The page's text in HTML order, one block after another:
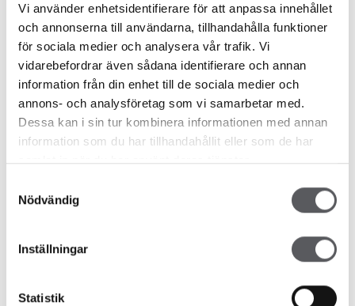
Vi använder enhetsidentifierare för att anpassa innehållet
och annonserna till användarna, tillhandahålla funktioner
för sociala medier och analysera vår trafik. Vi
vidarebefordrar även sådana identifierare och annan
information från din enhet till de sociala medier och
annons- och analysföretag som vi samarbetar med.
Dessa kan i sin tur kombinera informationen med annan
information som du har tillhandahållit eller som de har
samlat in när du har använt deras tjänster.
Nödvändig
Inställningar
Statistik
MesserNyheter
FISKARHEDENVILLAN PÅ
RØROSMARTNAN
7 år siden
Rørosmartnan2019
Läs mer